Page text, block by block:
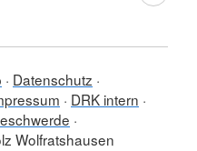
Datenschutz
DRK intern
Wolfratshausen